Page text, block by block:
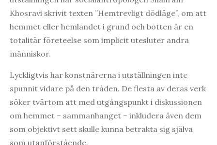
Khosravi skrivit texten ”Hemtrevligt dödläge”, om att
hemmet eller hemlandet i grund och botten är en
totalitär företeelse som implicit utesluter andra
människor.
Lyckligtvis har konstnärerna i utställningen inte
spunnit vidare på den tråden. De flesta av deras verk
söker tvärtom att med utgångspunkt i diskussionen
om hemmet – sammanhanget – inkludera även dem
som objektivt sett skulle kunna betrakta sig själva
som utanförstående.